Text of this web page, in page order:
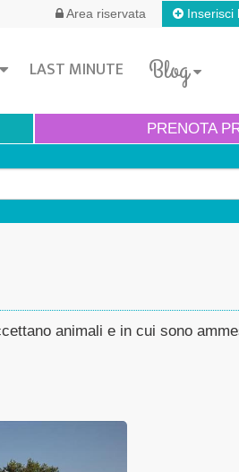
Area riservata Inserisci
LAST MINUTE Blog
PRENOTA
animali e in cui sono